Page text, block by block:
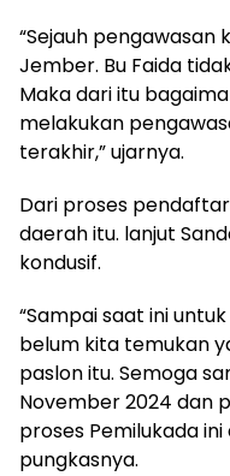
“Sejauh pengawasan
Jember. Bu Faida
Maka dari itu
melakukan
terakhir,” ujarnya.
Dari proses
daerah itu. lanjut
kondusif.
“Sampai saat ini
belum kita temukan
paslon itu. Semoga
November 2024 dan
proses Pemilukada
pungkasnya.